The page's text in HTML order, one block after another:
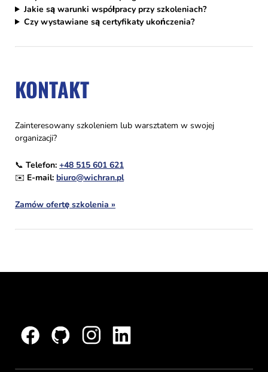
Jakie są warunki współpracy przy szkoleniach?
Czy wystawiane są certyfikaty ukończenia?
KONTAKT
Zainteresowany szkoleniem lub warsztatem w swojej
organizacji?
📞 Telefon: +48 515 601 621
✉️ E-mail: biuro@wichran.pl
Zamów ofertę szkolenia »